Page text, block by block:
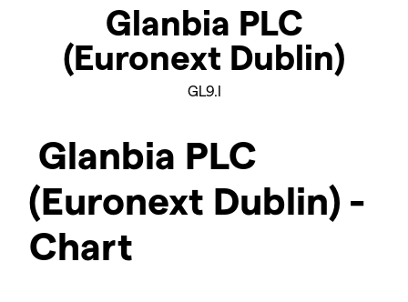
Glanbia PLC
(Euronext Dublin)
GL9.I
Glanbia PLC
(Euronext Dublin) -
Chart